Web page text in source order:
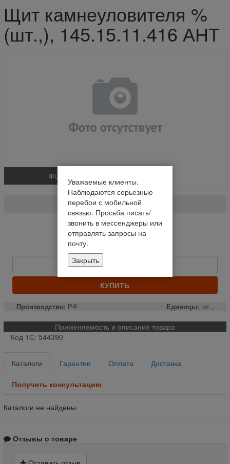
Щит камнеуловителя %
(шт.,), 145.15.11.416 АНТ
ФОТО
Щит камнеуловителя % (шт.,)
145.15.11.416 АНТ
На складе
Отправим завтра до 14:00
Быстрый заказ
КУПИТЬ
Производство: РФ Единицы: шт.,
Применяемость и описание товара
Код 1С: 544390
Каталоги Гарантии Оплата Доставка
Получить консультацию
Каталоги не найдены
Отзывы о товаре
Уважаемые клиенты.
Наблюдаются серьезные
перебои с мобильной
связью. Просьба писать/
звонить в мессенджеры или
отправлять запросы на
почту.
Закрыть